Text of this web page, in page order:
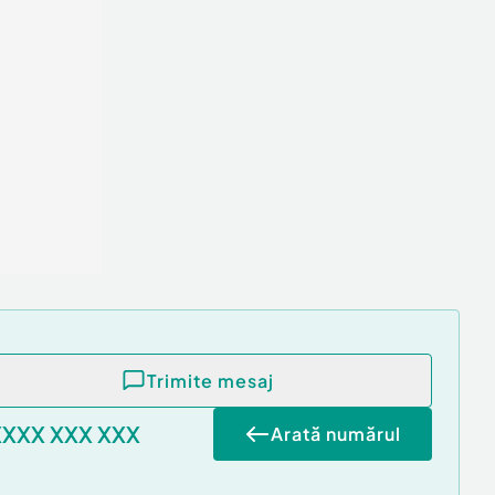
Trimite mesaj
XXX XXX Arată numărul